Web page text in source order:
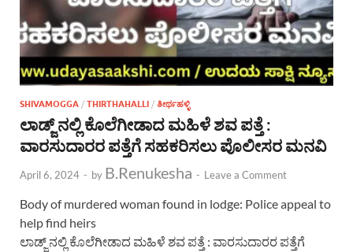
SHIVAMOGGA / THIRTHAHALLI / ತೀರ್ಥಹಳ್ಳಿ
ಲಾಡ್ಜ್ ನಲ್ಲಿ ಕೊಲೆಗೀಡಾದ ಮಹಿಳೆ ಶವ ಪತ್ತೆ :
ವಾರಸುದಾರರ ಪತ್ತೆಗೆ ಸಹಕರಿಸಲು ಪೊಲೀಸರ ಮನವಿ
April 6, 2024 - by B.Renukesha - Leave a Comment
Body of murdered woman found in lodge: Police appeal to
help find heirs
ಲಾಡ್ಜ್ ನಲ್ಲಿ ಕೊಲೆಗೀಡಾದ ಮಹಿಳೆ ಶವ ಪತ್ತೆ : ವಾರಸುದಾರರ ಪತ್ತೆಗೆ